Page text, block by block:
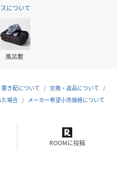
・商品画像右上に表示されている
。
ランドフォローがおすすめ》
ち早くcheckする事が出来ます。
より価格が変動する場合がござい
ございます。
為、実際の商品と若干仕様が異な
について
風呂敷
置き配について
交換・返品について
場合
メーカー希望小売価格について
ROOMに投稿